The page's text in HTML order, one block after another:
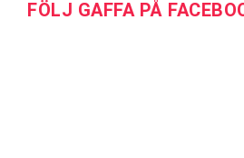
FÖLJ GAFFA PÅ